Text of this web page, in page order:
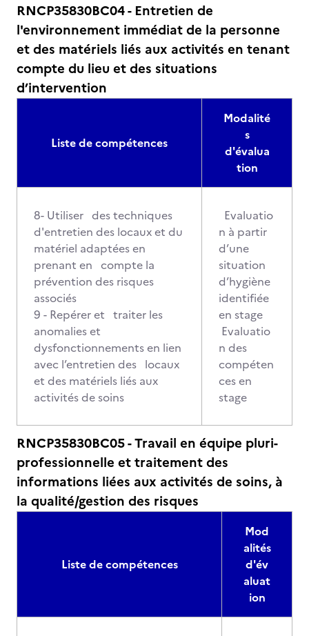
RNCP35830BC04 - Entretien de
l'environnement immédiat de la personne
et des matériels liés aux activités en tenant
compte du lieu et des situations
d’intervention
Liste de compétences
Modalité
s
d'évalua
tion
8- Utiliser des techniques
d'entretien des locaux et du
matériel adaptées en
prenant en compte la
prévention des risques
associés
9 - Repérer et traiter les
anomalies et
dysfonctionnements en lien
avec l’entretien des locaux
et des matériels liés aux
activités de soins
Evaluatio
n à partir
d’une
situation
d’hygiène
identifiée
en stage
Evaluatio
n des
compéten
ces en
stage
RNCP35830BC05 - Travail en équipe pluri-
professionnelle et traitement des
informations liées aux activités de soins, à
la qualité/gestion des risques
Liste de compétences
Mod
alités
d'év
aluat
ion